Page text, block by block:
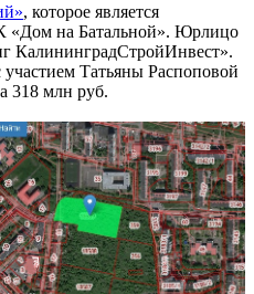
, которое является
«Дом на Батальной». Юрлицо
КалининградСтройИнвест».
Татьяны Распоповой
318 млн руб.